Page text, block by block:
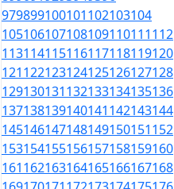
979899100101102103104
105106107108109110111112
113114115116117118119120
121122123124125126127128
129130131132133134135136
137138139140141142143144
145146147148149150151152
153154155156157158159160
161162163164165166167168